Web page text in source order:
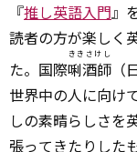
『推し英語入門』
読者の方が楽しく
た。国際唎酒師
ききさけし
世界中の人に向け
しの素晴らしさを
張ってきたりした